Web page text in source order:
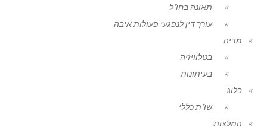
תאונה בחו"ל
עורך דין לנפגעי פעולות איבה
מדיה
בטלוויזיה
בעיתונות
בלוג
שו"ת כללי
המלצות